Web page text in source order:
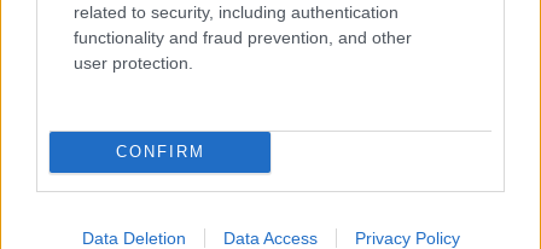
related to security, including authentication
functionality and fraud prevention, and other
user protection.
CONFIRM
Data Deletion Data Access Privacy Policy
Feliratkozom a hírlevélre és elfogadom azadatvédelmi
szabályzatot!